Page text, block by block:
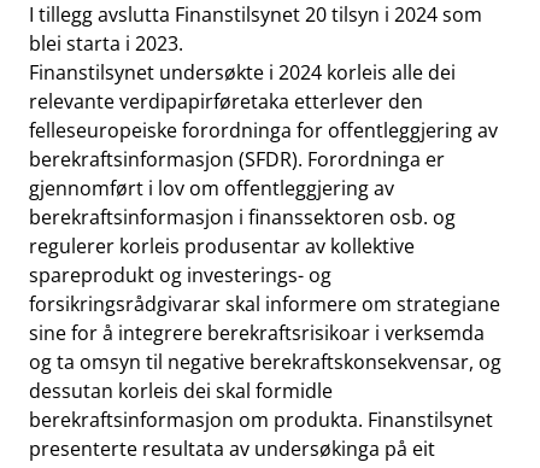
I tillegg avslutta Finanstilsynet 20 tilsyn i 2024 som
blei starta i 2023.
Finanstilsynet undersøkte i 2024 korleis alle dei
relevante verdipapirføretaka etterlever den
felleseuropeiske forordninga for offentleggjering av
berekraftsinformasjon (SFDR). Forordninga er
gjennomført i lov om offentleggjering av
berekraftsinformasjon i finanssektoren osb. og
regulerer korleis produsentar av kollektive
spareprodukt og investerings- og
forsikringsrådgivarar skal informere om strategiane
sine for å integrere berekraftsrisikoar i verksemda
og ta omsyn til negative berekraftskonsekvensar, og
dessutan korleis dei skal formidle
berekraftsinformasjon om produkta. Finanstilsynet
presenterte resultata av undersøkinga på eit